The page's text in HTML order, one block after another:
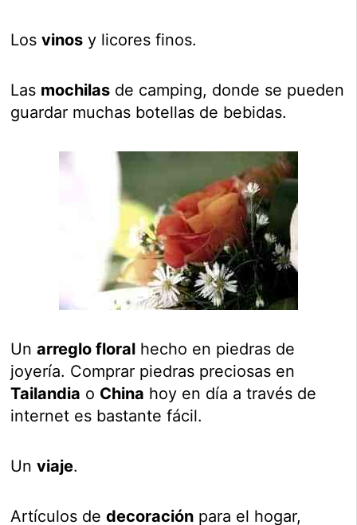
Losvinos y licores finos.
Las mochilas de camping, donde se pueden
guardar muchas botellas de bebidas.
Unarreglo floral hecho en piedras de
joyería. Comprar piedras preciosas en
Tailandia o China hoy en día a través de
internet es bastante fácil.
Unviaje.
Artículos dedecoración para el hogar,